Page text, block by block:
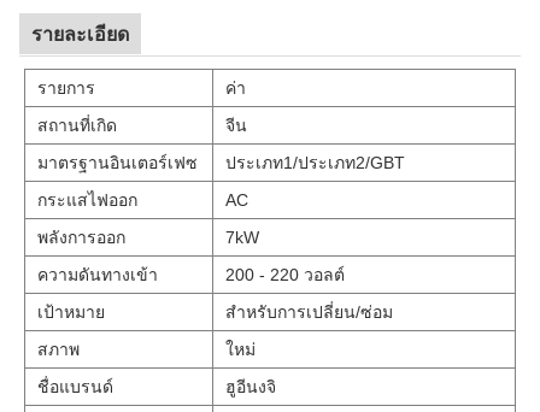
รายละเอียด
รายการ
ค่า
สถานที่เกิด
จีน
มาตรฐานอินเตอร์เฟซ
ประเภท1/ประเภท2/GBT
กระแสไฟออก
AC
พลังการออก
7kW
ความดันทางเข้า
200 - 220 วอลต์
เป้าหมาย
สําหรับการเปลี่ยน/ซ่อม
สภาพ
ใหม่
ชื่อแบรนด์
ฮูอีนงจิ